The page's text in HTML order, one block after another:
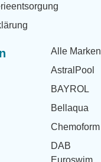
Alle Marken
AstralPool
BAYROL
Bellaqua
Chemoform
DAB
Euroswim